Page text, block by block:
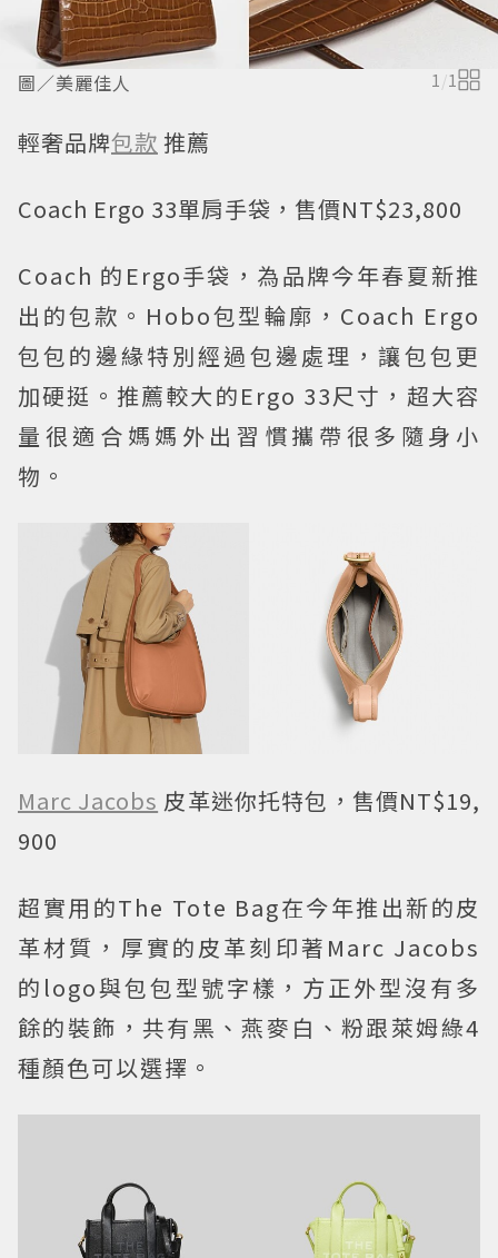
圖／美麗佳人 1 /1
輕奢品牌包款 推薦
Coach Ergo 33單肩手袋，售價NT$23,800
Coach 的Ergo手袋，為品牌今年春夏新推
出的包款。Hobo包型輪廓，Coach Ergo
包包的邊緣特別經過包邊處理，讓包包更
加硬挺。推薦較大的Ergo 33尺寸，超大容
量很適合媽媽外出習慣攜帶很多隨身小
物。
Marc Jacobs 皮革迷你托特包，售價NT$19,
900
超實用的The Tote Bag在今年推出新的皮
革材質，厚實的皮革刻印著Marc Jacobs
的logo與包包型號字樣，方正外型沒有多
餘的裝飾，共有黑、燕麥白、粉跟萊姆綠4
種顏色可以選擇。